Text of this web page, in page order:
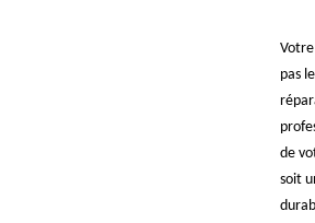
pas
de
soit